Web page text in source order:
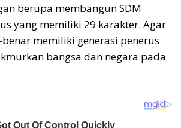
berupa membangun SDM
yang memiliki 29 karakter. Agar
memiliki generasi penerus
bangsa dan negara pada